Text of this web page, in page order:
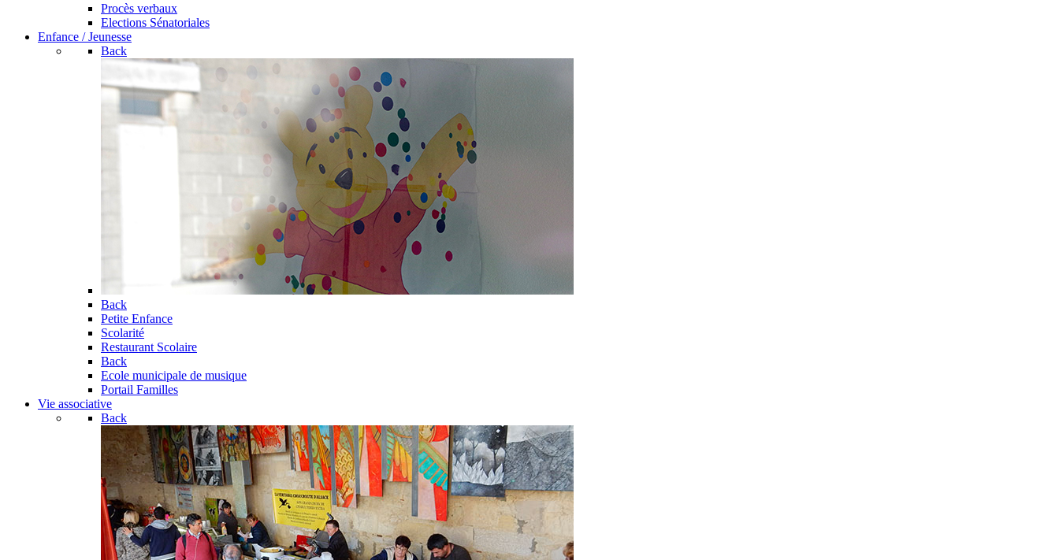
Procès verbaux
Elections Sénatoriales
Enfance / Jeunesse
Back
Back
Petite Enfance
Scolarité
Restaurant Scolaire
Back
Ecole municipale de musique
Portail Familles
Vie associative
Back